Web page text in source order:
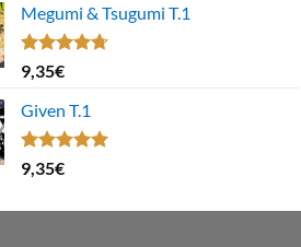
5Megumi & Tsugumi T.1
Note4.67
sur 5
9,35€
Given T.1
Note5.00
sur 5
9,35€